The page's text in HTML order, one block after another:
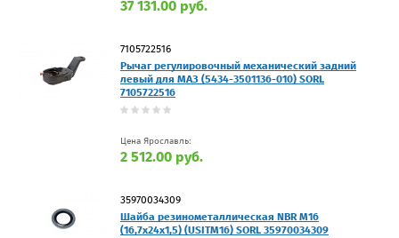
37 131.00 руб.
7105722516
Рычаг регулировочный механический задний
левый для МАЗ (5434-3501136-010) SORL
7105722516
Цена Ярославль:
2 512.00 руб.
35970034309
Шайба резинометаллическая NBR M16
(16,7х24х1,5) (USITM16) SORL 35970034309